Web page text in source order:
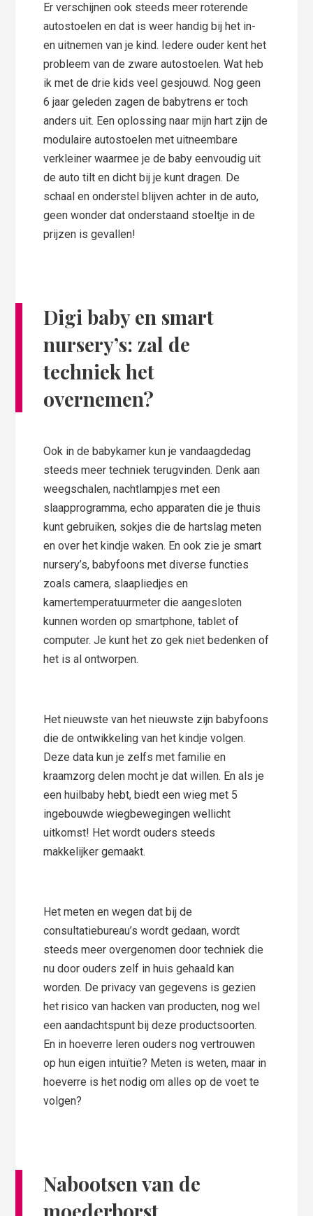
Er verschijnen ook steeds meer roterende
autostoelen en dat is weer handig bij het in-
en uitnemen van je kind. Iedere ouder kent het
probleem van de zware autostoelen. Wat heb
ik met de drie kids veel gesjouwd. Nog geen
6 jaar geleden zagen de babytrens er toch
anders uit. Een oplossing naar mijn hart zijn de
modulaire autostoelen met uitneembare
verkleiner waarmee je de baby eenvoudig uit
de auto tilt en dicht bij je kunt dragen. De
schaal en onderstel blijven achter in de auto,
geen wonder dat onderstaand stoeltje in de
prijzen is gevallen!
Digi baby en smart
nursery’s: zal de
techniek het
overnemen?
Ook in de babykamer kun je vandaagdedag
steeds meer techniek terugvinden. Denk aan
weegschalen, nachtlampjes met een
slaapprogramma, echo apparaten die je thuis
kunt gebruiken, sokjes die de hartslag meten
en over het kindje waken. En ook zie je smart
nursery’s, babyfoons met diverse functies
zoals camera, slaapliedjes en
kamertemperatuurmeter die aangesloten
kunnen worden op smartphone, tablet of
computer. Je kunt het zo gek niet bedenken of
het is al ontworpen.
Het nieuwste van het nieuwste zijn babyfoons
die de ontwikkeling van het kindje volgen.
Deze data kun je zelfs met familie en
kraamzorg delen mocht je dat willen. En als je
een huilbaby hebt, biedt een wieg met 5
ingebouwde wiegbewegingen wellicht
uitkomst! Het wordt ouders steeds
makkelijker gemaakt.
Het meten en wegen dat bij de
consultatiebureau’s wordt gedaan, wordt
steeds meer overgenomen door techniek die
nu door ouders zelf in huis gehaald kan
worden. De privacy van gegevens is gezien
het risico van hacken van producten, nog wel
een aandachtspunt bij deze productsoorten.
En in hoeverre leren ouders nog vertrouwen
op hun eigen intuïtie? Meten is weten, maar in
hoeverre is het nodig om alles op de voet te
volgen?
Nabootsen van de